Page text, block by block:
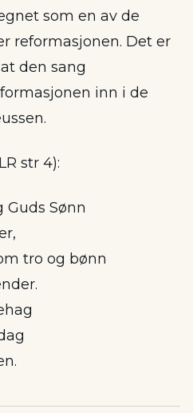
som en av de
reformasjonen. Det er
den sang
inn i de
str 4):
Guds Sønn
tro og bønn